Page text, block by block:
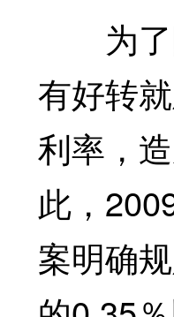
为了
有好转
利率，
此，
案明确